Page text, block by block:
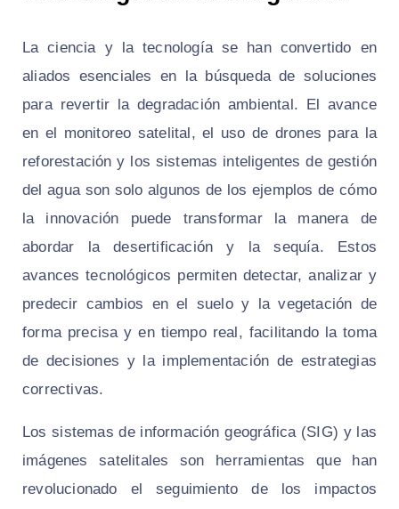
La ciencia y la tecnología se han convertido en
aliados esenciales en la búsqueda de soluciones
para revertir la degradación ambiental. El avance
en el monitoreo satelital, el uso de drones para la
reforestación y los sistemas inteligentes de gestión
del agua son solo algunos de los ejemplos de cómo
la innovación puede transformar la manera de
abordar la desertificación y la sequía. Estos
avances tecnológicos permiten detectar, analizar y
predecir cambios en el suelo y la vegetación de
forma precisa y en tiempo real, facilitando la toma
de decisiones y la implementación de estrategias
correctivas.
Los sistemas de información geográfica (SIG) y las
imágenes satelitales son herramientas que han
revolucionado el seguimiento de los impactos